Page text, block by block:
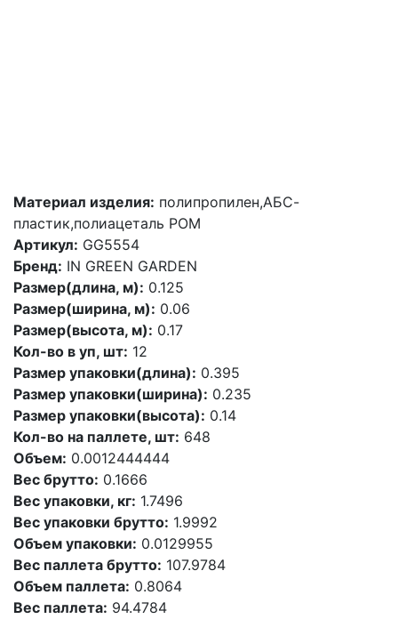
Материал изделия: полипропилен,АБС-
пластик,полиацеталь POM
Артикул: GG5554
Бренд: IN GREEN GARDEN
Размер(длина, м): 0.125
Размер(ширина, м): 0.06
Размер(высота, м): 0.17
Кол-во в уп, шт: 12
Размер упаковки(длина): 0.395
Размер упаковки(ширина): 0.235
Размер упаковки(высота): 0.14
Кол-во на паллете, шт: 648
Объем: 0.0012444444
Вес брутто: 0.1666
Вес упаковки, кг: 1.7496
Вес упаковки брутто: 1.9992
Объем упаковки: 0.0129955
Вес паллета брутто: 107.9784
Объем паллета: 0.8064
Вес паллета: 94.4784